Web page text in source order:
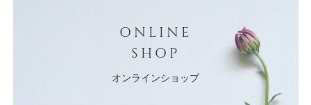
ONLINE
SHOP
オンラインショップ